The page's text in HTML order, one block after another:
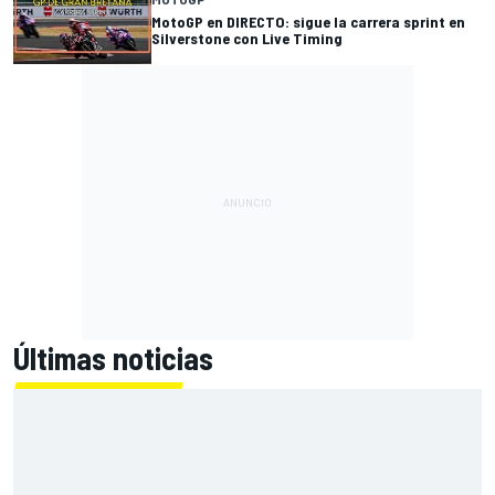
MotoGP en DIRECTO: sigue la carrera sprint en
Silverstone con Live Timing
Últimas noticias